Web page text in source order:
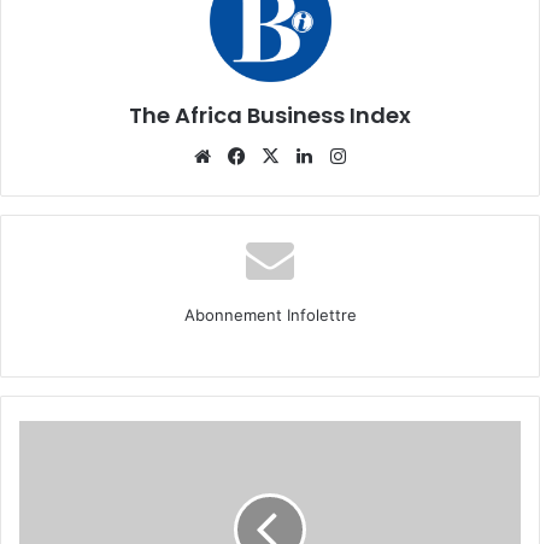
The Africa Business Index
WebsiteFacebook
X Linkedin
Abonnement Infolettre